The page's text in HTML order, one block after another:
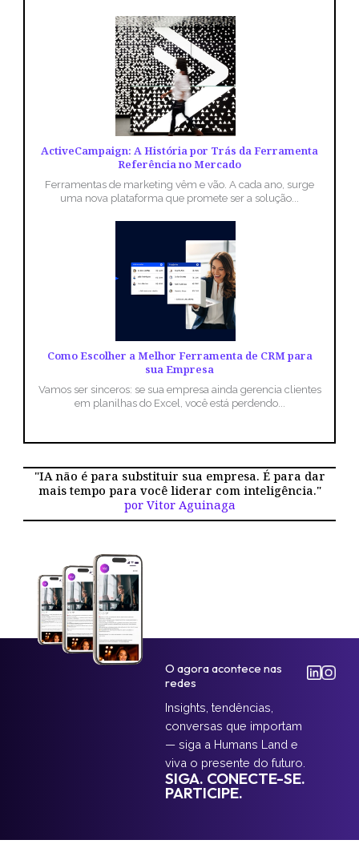
ActiveCampaign: A História por Trás da Ferramenta
Referência no Mercado
Ferramentas de marketing vêm e vão. A cada ano, surge
uma nova plataforma que promete ser a solução...
Como Escolher a Melhor Ferramenta de CRM para
sua Empresa
Vamos ser sinceros: se sua empresa ainda gerencia clientes
em planilhas do Excel, você está perdendo...
"IA não é para substituir sua empresa. É para dar
mais tempo para você liderar com inteligência."
por Vitor Aguinaga
O agora acontece nas
redes
Insights, tendências,
conversas que importam
— siga a Humans Land e
viva o presente do futuro.
SIGA. CONECTE-SE.
PARTICIPE.